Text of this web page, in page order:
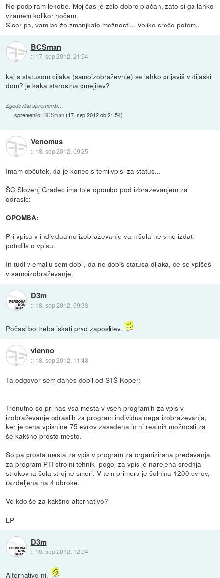
Ne podpiram lenobe. Moj čas je zelo dobro plačan, zato si ga lahko
vzamem kolikor hočem.
Sicer pa, vam bo že zmanjkalo možnosti... Veliko sreče potem..
BCSman
:: 17. sep 2012, 21:54
kaj s statusom dijaka (samoizobraževnje) se lahko prijaviš v dijaški
dom? je kaka starostna omejitev?
Zgodovina sprememb…
spremenilo: BCSman(17. sep 2012 ob 21:54)
Venomus
:: 18. sep 2012, 09:25
Imam občutek, da je konec s temi vpisi za status...
ŠC Slovenj Gradec ima tole opombo pod izbraževanjem za
odrasle:
OPOMBA:
Pri vpisu v individualno izobraževanje vam šola ne sme izdati
potrdila o vpisu.
In tudi v emailu sem dobil, da ne dobiš statusa dijaka, če se vpišeš
v samoizobraževanje.
D3m
:: 18. sep 2012, 09:33
Počasi bo treba iskati prvo zaposlitev.
vienno
:: 18. sep 2012, 11:43
Ta odgovor sem danes dobil od STŠ Koper:
Trenutno so pri nas vsa mesta v vseh programih za vpis v
izobraževanje odraslih za program individualnega izobraževanja,
ker je cena vpisnine 75 evrov zasedena in ni realnih možnosti za
še kakšno prosto mesto.
So pa prosta mesta za vpis v program za organizirana predavanja
za program PTI strojni tehnik- pogoj za vpis je narejena srednja
strokovna šola strojne smeri. V tem primeru je šolnina 1200 evrov,
razdeljena na 4 obroke.
Ve kdo še za kakšno alternativo?
LP
D3m
:: 18. sep 2012, 12:04
Alternative ni.